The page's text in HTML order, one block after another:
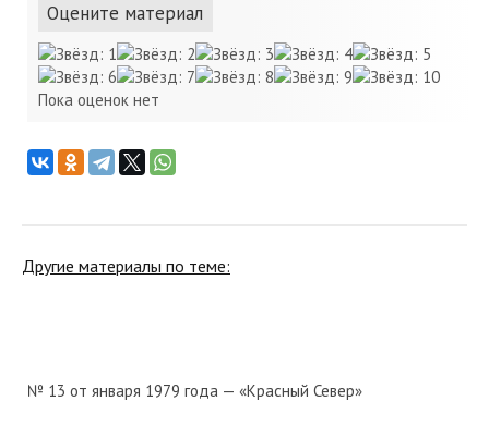
Оцените материал
Пока оценок нет
Другие материалы по теме:
№ 13 от января 1979 года — «Красный Север»